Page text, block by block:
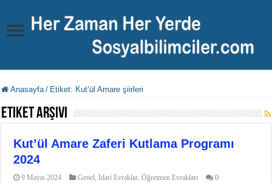
Anasayfa / Etiket: Kut’ül Amare şiirleri
Etiket Arşivi
Kut’ül Amare Zaferi Kutlama Programı
2024
9 Mayıs 2024 Genel ,İdari Evraklar ,Öğretmen Evrakları 0